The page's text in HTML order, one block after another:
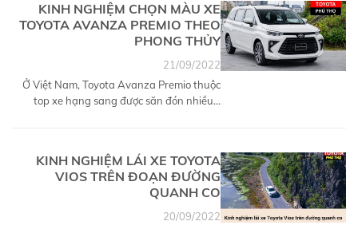
KINH NGHIỆM CHỌN MÀU XE
TOYOTA AVANZA PREMIO THEO
PHONG THỦY
Ở Việt Nam, Toyota Avanza Premio thuộc
top xe hạng sang được săn đón nhiều...
21/09/2022
KINH NGHIỆM LÁI XE TOYOTA
VIOS TRÊN ĐOẠN ĐƯỜNG
QUANH CO
20/09/2022